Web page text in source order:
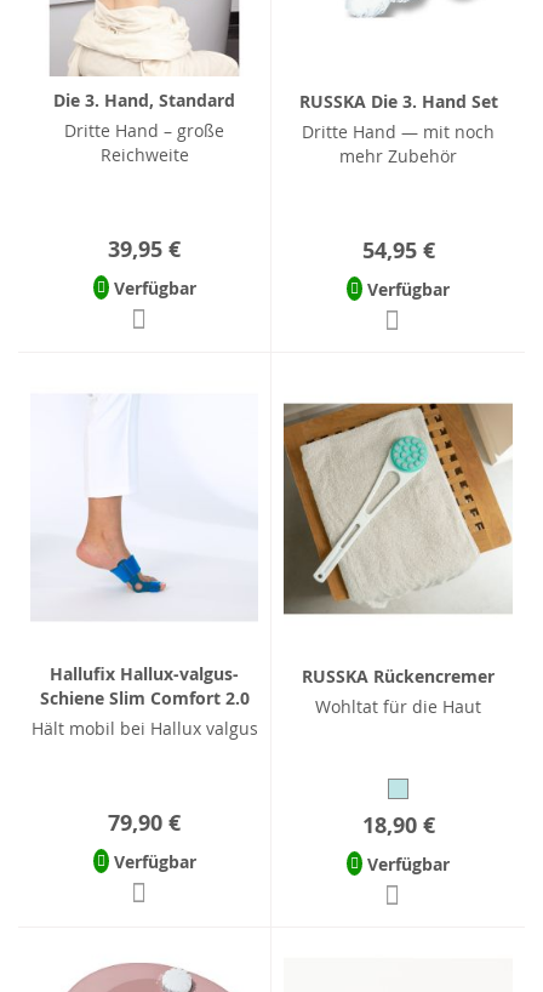
Die 3. Hand, Standard
Dritte Hand – große
Reichweite
39,95 €
Verfügbar
RUSSKA Die 3. Hand Set
Dritte Hand — mit noch
mehr Zubehör
54,95 €
Verfügbar
Hallufix Hallux-valgus-
Schiene Slim Comfort 2.0
Hält mobil bei Hallux valgus
79,90 €
Verfügbar
RUSSKA Rückencremer
Wohltat für die Haut
18,90 €
Verfügbar